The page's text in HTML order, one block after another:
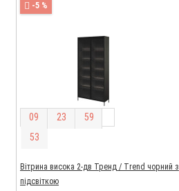
-5 %
09 23 59
52
Вітрина висока 2-дв Тренд / Trend чорний з
підсвіткою